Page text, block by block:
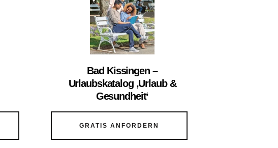
Bad Kissingen –
Urlaubskatalog ‚Urlaub &
Gesundheit‘
GRATIS ANFORDERN